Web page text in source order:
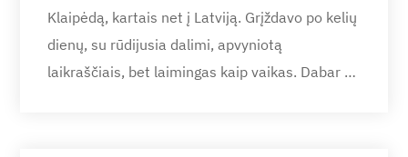
Klaipėdą, kartais net į Latviją. Grįždavo po kelių
dienų, su rūdijusia dalimi, apvyniotą
laikraščiais, bet laimingas kaip vaikas. Dabar …